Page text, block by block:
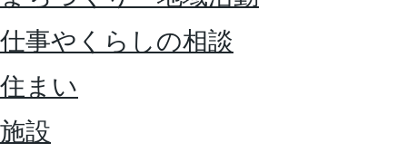
仕事やくらしの相談
住まい
施設